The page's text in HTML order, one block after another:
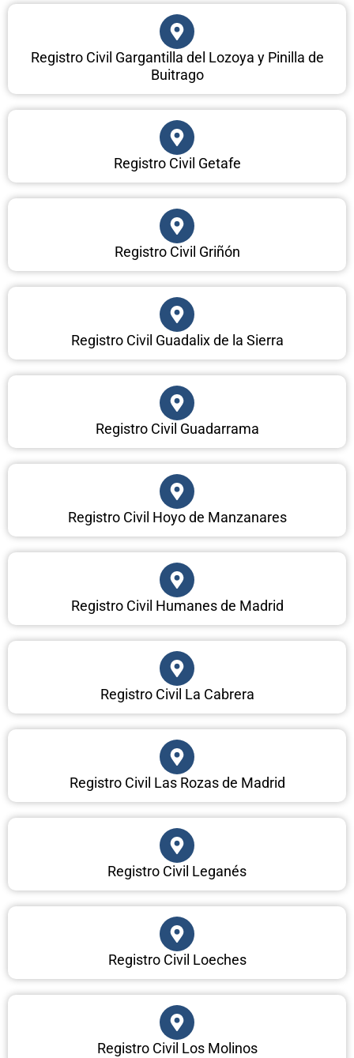
Registro Civil Gargantilla del Lozoya y Pinilla de
Buitrago
Registro Civil Getafe
Registro Civil Griñón
Registro Civil Guadalix de la Sierra
Registro Civil Guadarrama
Registro Civil Hoyo de Manzanares
Registro Civil Humanes de Madrid
Registro Civil La Cabrera
Registro Civil Las Rozas de Madrid
Registro Civil Leganés
Registro Civil Loeches
Registro Civil Los Molinos